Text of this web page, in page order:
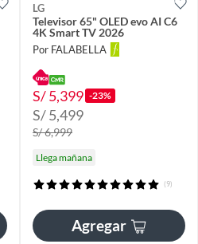
LG
Televisor 65" OLED evo AI C6
4K Smart TV 2026
Por FALABELLA
S/ 5,399 -23%
S/ 5,499
S/ 6,999
Llega mañana
(9)
Agregar